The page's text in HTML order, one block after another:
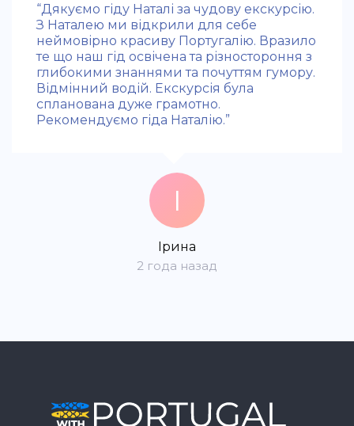
“Дякуємо гіду Наталі за чудову екскурсію.
З Наталею ми відкрили для себе
неймовірно красиву Португалію. Вразило
те що наш гід освічена та різностороння з
глибокими знаннями та почуттям гумору.
Відмінний водій. Екскурсія була
спланована дуже грамотно.
Рекомендуємо гіда Наталію.”
І
Ірина
2 года назад